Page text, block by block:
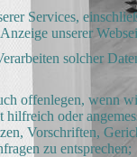
Services,
unserer
solcher
offenlegen, wenn
hilfreich oder
Vorschriften,
zu entsprechen;